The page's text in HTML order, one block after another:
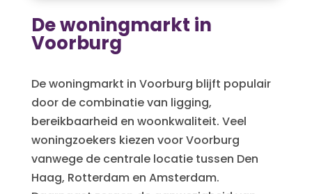
De woningmarkt in
Voorburg
De woningmarkt in Voorburg blijft populair
door de combinatie van ligging,
bereikbaarheid en woonkwaliteit. Veel
woningzoekers kiezen voor Voorburg
vanwege de centrale locatie tussen Den
Haag, Rotterdam en Amsterdam.